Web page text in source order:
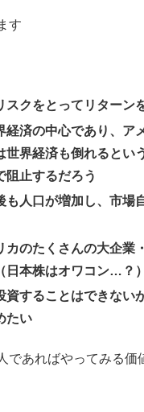
す
スクをとってリターン
経済の中心であり、ア
世界経済も倒れるとい
阻止するだろう
も人口が増加し、市場
カのたくさんの大企業
日本株はオワコン…？）
資することはできない
たい
であればやってみる価